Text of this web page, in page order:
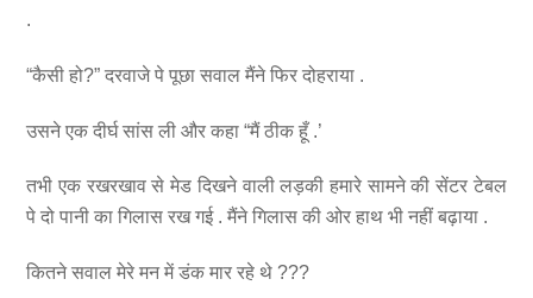
.
“कैसी हो?” दरवाजे पे पूछा सवाल मैंने फिर दोहराया .
उसने एक दीर्घ सांस ली और कहा “मैं ठीक हूँ .’
तभी एक रखरखाव से मेड दिखने वाली लड़की हमारे सामने की सेंटर टेबल
पे दो पानी का गिलास रख गई . मैंने गिलास की ओर हाथ भी नहीं बढ़ाया .
कितने सवाल मेरे मन में डंक मार रहे थे ???